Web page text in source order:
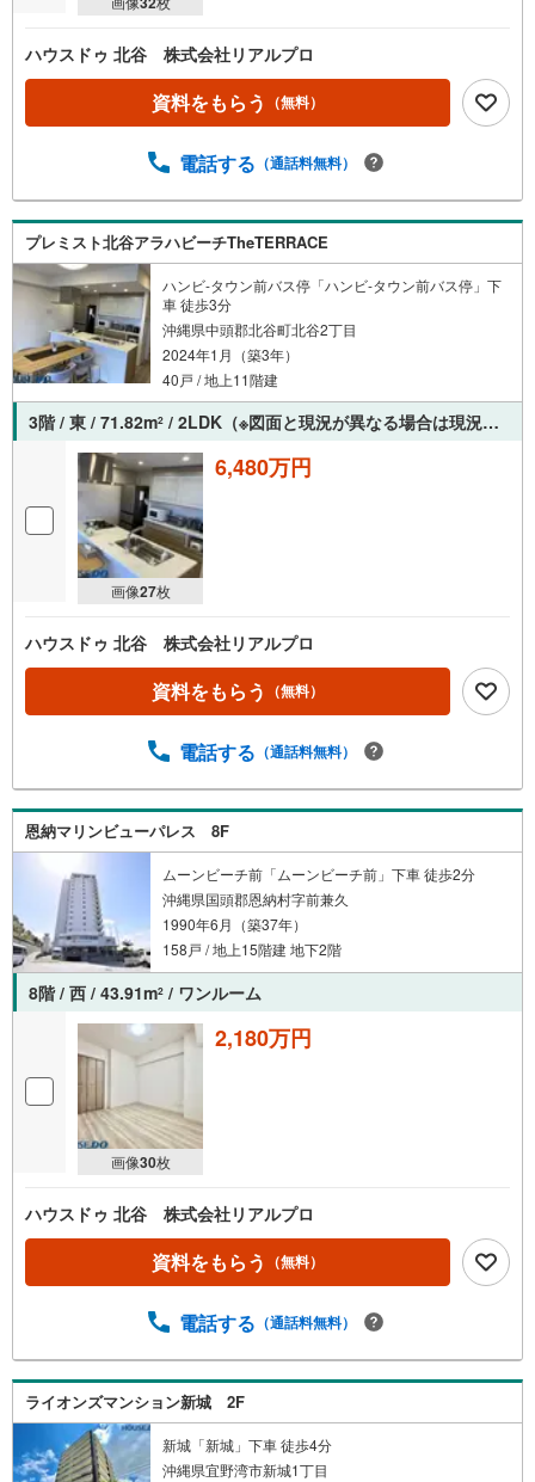
ハウスドゥ 北谷 株式会社リアルプロ
資料をもらう （無料）
電話する （通話料無料）
プレミスト北谷アラハビーチTheTERRACE
ハンビ-タウン前バス停「ハンビ-タウン前バス停」下
車 徒歩3分
沖縄県中頭郡北谷町北谷2丁目
2024年1月（築3年）
40戸 / 地上11階建
3階 / 東 / 71.82m2 / 2LDK（※図面と現況が異なる場合は現況を優先させていただきます。）
画像27枚
6,480万円
ハウスドゥ 北谷 株式会社リアルプロ
資料をもらう （無料）
電話する （通話料無料）
恩納マリンビューパレス 8F
ムーンビーチ前「ムーンビーチ前」下車 徒歩2分
沖縄県国頭郡恩納村字前兼久
1990年6月（築37年）
158戸 / 地上15階建 地下2階
8階 / 西 / 43.91m2 / ワンルーム
画像30枚
2,180万円
ハウスドゥ 北谷 株式会社リアルプロ
資料をもらう （無料）
電話する （通話料無料）
ライオンズマンション新城 2F
新城「新城」下車 徒歩4分
沖縄県宜野湾市新城1丁目